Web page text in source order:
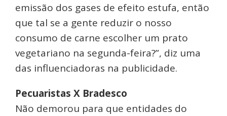
emissão dos gases de efeito estufa, então
que tal se a gente reduzir o nosso
consumo de carne escolher um prato
vegetariano na segunda-feira?”, diz uma
das influenciadoras na publicidade.
Pecuaristas X Bradesco
Não demorou para que entidades do